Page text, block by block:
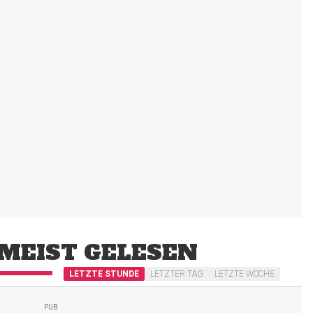
GELESEN
LETZTE STUNDE LETZTER TAG LETZTE WOCHE